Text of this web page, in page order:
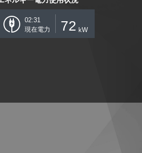
02:31
現在電力
72 kW